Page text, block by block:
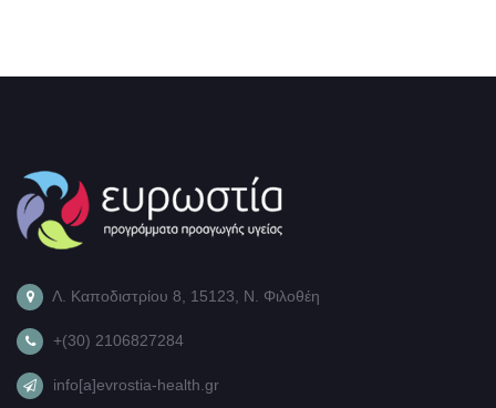
Λ. Καποδιστρίου 8, 15123, Ν. Φιλοθέη
+(30) 2106827284
info[a]evrostia-health.gr